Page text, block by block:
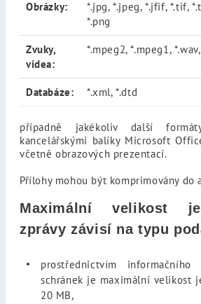
Obrázky:
*.jpg, *.jpeg, *.jfif, *.tif,
*.png
Zvuky,
videa:
*.mpeg2, *.mpeg1,
Databáze: *.xml, *.dtd
případně jakékoliv další
kancelářskými balíky Microsoft
včetně obrazových prezentací.
Přílohy mohou být komprimovány do
Maximální velikost
zprávy závisí na typu
prostřednictvím informačního
schránek je maximální velikost
20 MB,